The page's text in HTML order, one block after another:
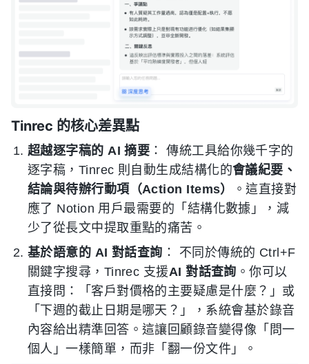
Tinrec 的核心差異點
超越逐字稿的 AI 摘要 ： 傳統工具給你幾千字的
逐字稿，Tinrec 則自動生成結構化的會議紀要、
結論與待辦行動項（Action Items）
。這直接對
應了 Notion 用戶最需要的「結構化數據」，減
少了從長文中提取重點的痛苦。
基於語意的 AI 對話查詢 ： 不同於傳統的 Ctrl+F
關鍵字搜尋，Tinrec 支援AI 對話查詢 。你可以
直接問：「客戶對價格的主要疑慮是什麼？」或
「下週的截止日期是哪天？」，系統會基於錄音
內容給出精準回答。這讓回顧錄音變得像「問一
個人」一樣簡單，而非「翻一份文件」。